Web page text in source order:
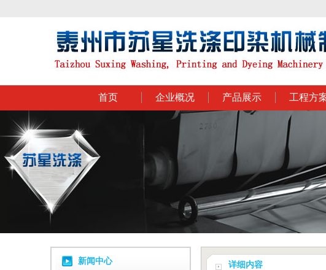
首页 企业概况 产品展示 工程方
新闻中心 详细内容